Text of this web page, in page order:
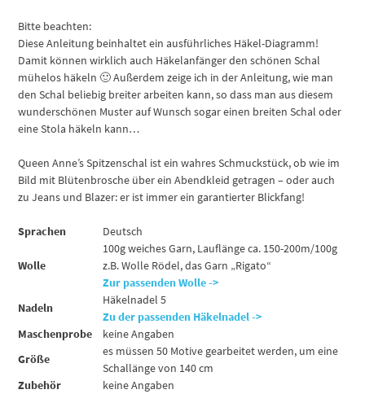
Bitte beachten:
Diese Anleitung beinhaltet ein ausführliches Häkel-Diagramm!
Damit können wirklich auch Häkelanfänger den schönen Schal
mühelos häkeln 🙂 Außerdem zeige ich in der Anleitung, wie man
den Schal beliebig breiter arbeiten kann, so dass man aus diesem
wunderschönen Muster auf Wunsch sogar einen breiten Schal oder
eine Stola häkeln kann…
Queen Anne’s Spitzenschal ist ein wahres Schmuckstück, ob wie im
Bild mit Blütenbrosche über ein Abendkleid getragen – oder auch
zu Jeans und Blazer: er ist immer ein garantierter Blickfang!
Sprachen Deutsch
Wolle
100g weiches Garn, Lauflänge ca. 150-200m/100g
z.B. Wolle Rödel, das Garn „Rigato“
Zur passenden Wolle ->
Nadeln
Häkelnadel 5
Zu der passenden Häkelnadel ->
Maschenprobe
keine Angaben
Größe
es müssen 50 Motive gearbeitet werden, um eine
Schallänge von 140 cm
Zubehör
keine Angaben